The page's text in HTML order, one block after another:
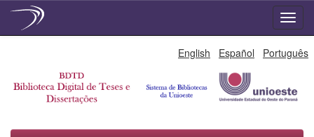
English Español Português